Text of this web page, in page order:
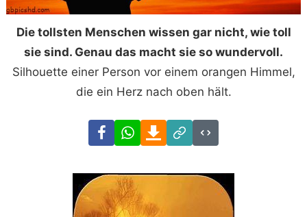
Die tollsten Menschen wissen gar nicht, wie toll
sie sind. Genau das macht sie so wundervoll.
Silhouette einer Person vor einem orangen Himmel,
die ein Herz nach oben hält.
FacebookWhatsAppDownload
Link
Code